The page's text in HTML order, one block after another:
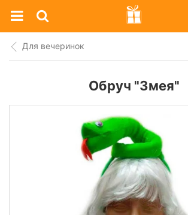
Prazdnik
Shop
Для вечеринок
Обруч "Змея"